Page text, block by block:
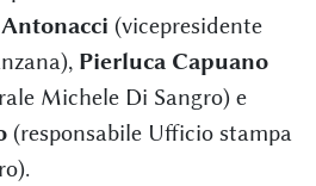
(vicepresidente
Pierluca Capuano
Michele Di Sangro) e
(responsabile Ufficio stampa